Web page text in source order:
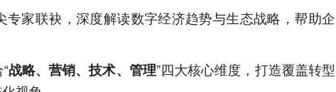
专家联袂，深度解读数字经济趋势与生态战略，帮助企
战略、营销、技术、管理”四大核心维度，打造覆盖转型